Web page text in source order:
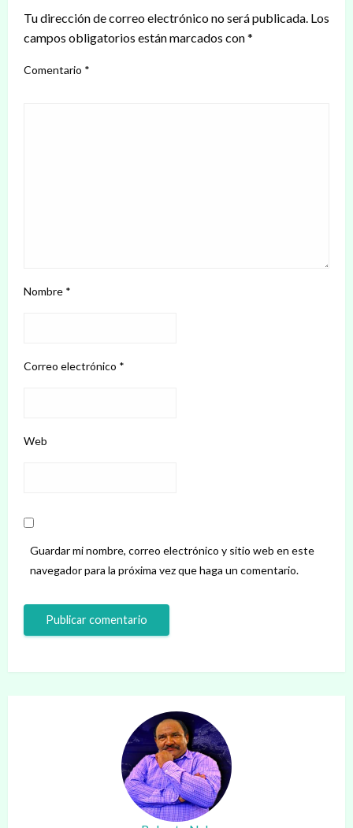
Tu dirección de correo electrónico no será publicada. Los
campos obligatorios están marcados con*
Comentario *
Nombre *
Correo electrónico *
Web
Guardar mi nombre, correo electrónico y sitio web en este
navegador para la próxima vez que haga un comentario.